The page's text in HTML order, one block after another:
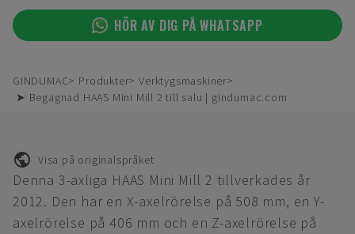
HÖR AV DIG PÅ WHATSAPP
GINDUMAC Produkter
Verktygsmaskiner
➤ Begagnad HAAS Mini Mill 2 till salu | gindumac.com
Visa på originalspråket
Denna 3-axliga HAAS Mini Mill 2 tillverkades år
2012. Den har en X-axelrörelse på 508 mm, en Y-
axelrörelse på 406 mm och en Z-axelrörelse på